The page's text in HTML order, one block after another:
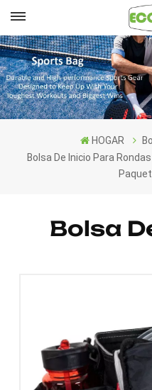
English
Français
HOGAR
Bolsa De Inicio Para
Bolsa